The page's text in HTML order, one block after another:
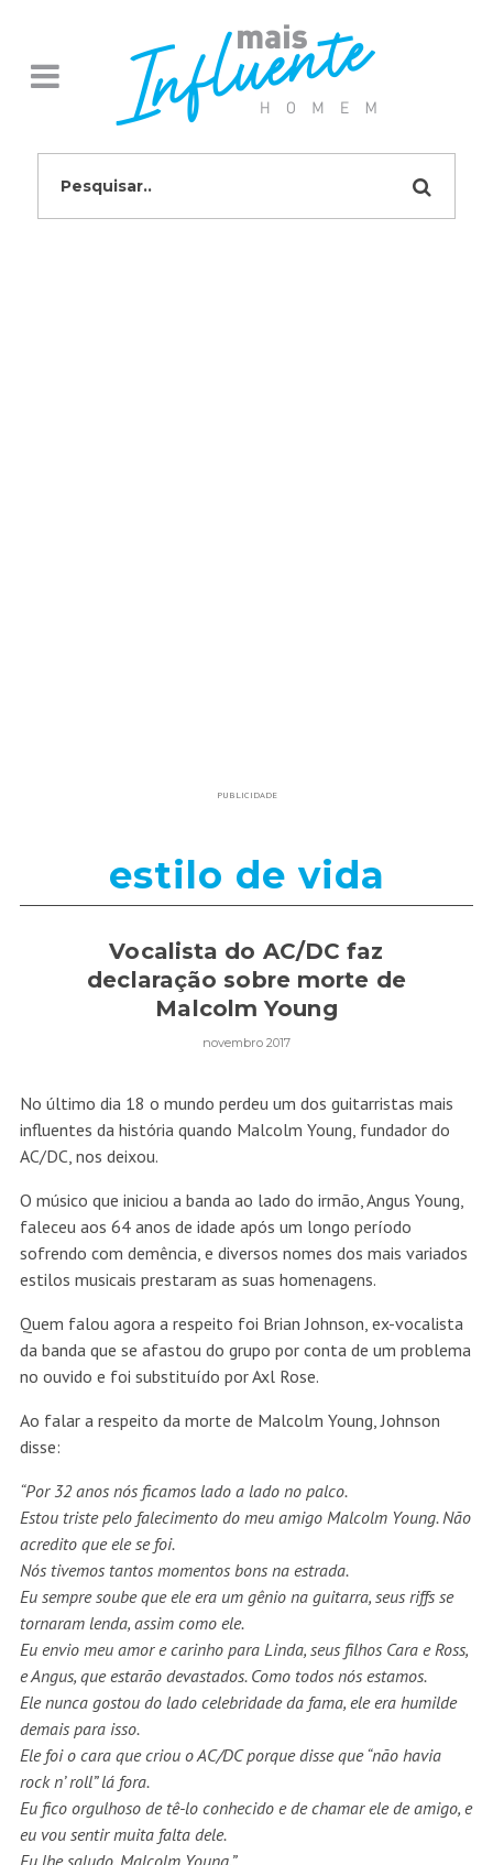
PUBLICIDADE
estilo de vida
Vocalista do AC/DC faz
declaração sobre morte de
Malcolm Young
novembro 2017
No último dia 18 o mundo perdeu um dos guitarristas mais
influentes da história quando Malcolm Young, fundador do
AC/DC, nos deixou.
O músico que iniciou a banda ao lado do irmão, Angus Young,
faleceu aos 64 anos de idade após um longo período
sofrendo com demência, e diversos nomes dos mais variados
estilos musicais prestaram as suas homenagens.
Quem falou agora a respeito foi Brian Johnson, ex-vocalista
da banda que se afastou do grupo por conta de um problema
no ouvido e foi substituído por Axl Rose.
Ao falar a respeito da morte de Malcolm Young, Johnson
disse:
“Por 32 anos nós ficamos lado a lado no palco.
Estou triste pelo falecimento do meu amigo Malcolm Young. Não
acredito que ele se foi.
Nós tivemos tantos momentos bons na estrada.
Eu sempre soube que ele era um gênio na guitarra, seus riffs se
tornaram lenda, assim como ele.
Eu envio meu amor e carinho para Linda, seus filhos Cara e Ross,
e Angus, que estarão devastados. Como todos nós estamos.
Ele nunca gostou do lado celebridade da fama, ele era humilde
demais para isso.
Ele foi o cara que criou o AC/DC porque disse que “não havia
rock n’ roll” lá fora.
Eu fico orgulhoso de tê-lo conhecido e de chamar ele de amigo, e
eu vou sentir muita falta dele.